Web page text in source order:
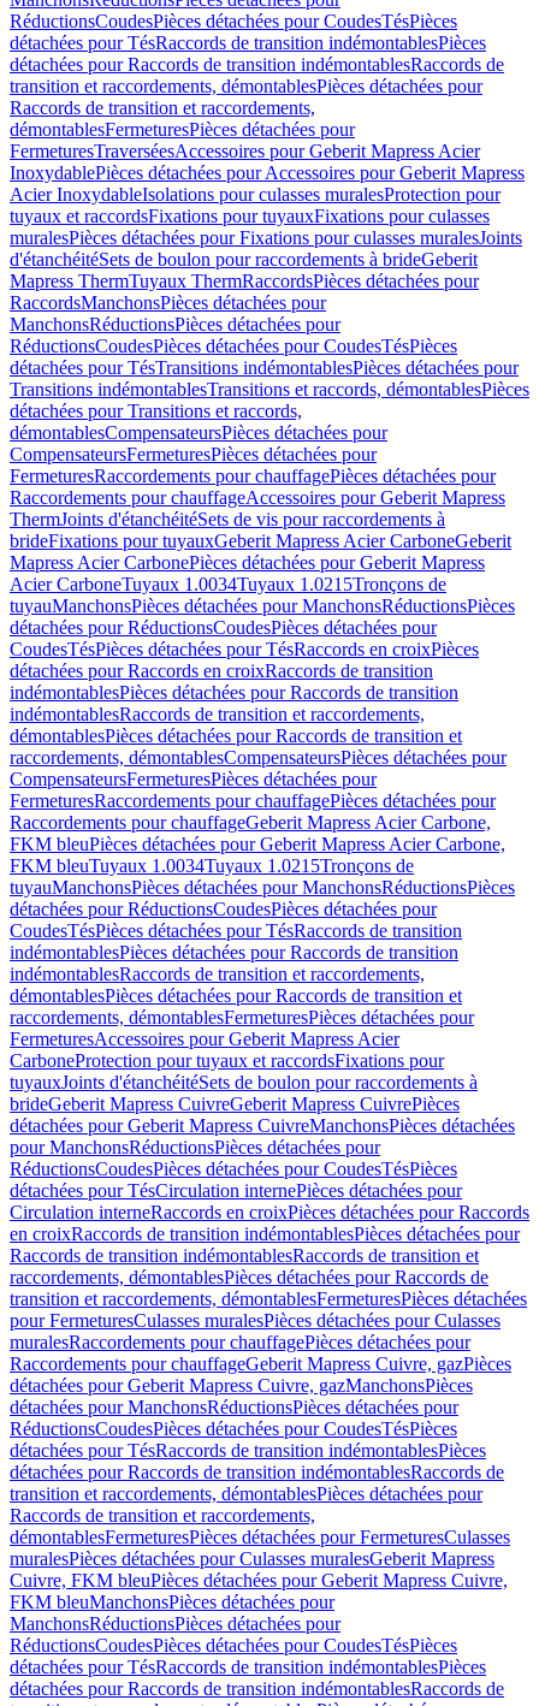
RéductionsCoudesPièces détachées pour CoudesTésPièces
détachées pour TésRaccords de transition indémontablesPièces
détachées pour Raccords de transition indémontablesRaccords de
transition et raccordements, démontablesPièces détachées pour
Raccords de transition et raccordements,
démontablesFermeturesPièces détachées pour
FermeturesTraverséesAccessoires pour Geberit Mapress Acier
InoxydablePièces détachées pour Accessoires pour Geberit Mapress
Acier InoxydableIsolations pour culasses muralesProtection pour
tuyaux et raccordsFixations pour tuyauxFixations pour culasses
muralesPièces détachées pour Fixations pour culasses muralesJoints
d'étanchéitéSets de boulon pour raccordements à brideGeberit
Mapress ThermTuyaux ThermRaccordsPièces détachées pour
RaccordsManchonsPièces détachées pour
ManchonsRéductionsPièces détachées pour
RéductionsCoudesPièces détachées pour CoudesTésPièces
détachées pour TésTransitions indémontablesPièces détachées pour
Transitions indémontablesTransitions et raccords, démontablesPièces
détachées pour Transitions et raccords,
démontablesCompensateursPièces détachées pour
CompensateursFermeturesPièces détachées pour
FermeturesRaccordements pour chauffagePièces détachées pour
Raccordements pour chauffageAccessoires pour Geberit Mapress
ThermJoints d'étanchéitéSets de vis pour raccordements à
brideFixations pour tuyauxGeberit Mapress Acier CarboneGeberit
Mapress Acier CarbonePièces détachées pour Geberit Mapress
Acier CarboneTuyaux 1.0034Tuyaux 1.0215Tronçons de
tuyauManchonsPièces détachées pour ManchonsRéductionsPièces
détachées pour RéductionsCoudesPièces détachées pour
CoudesTésPièces détachées pour TésRaccords en croixPièces
détachées pour Raccords en croixRaccords de transition
indémontablesPièces détachées pour Raccords de transition
indémontablesRaccords de transition et raccordements,
démontablesPièces détachées pour Raccords de transition et
raccordements, démontablesCompensateursPièces détachées pour
CompensateursFermeturesPièces détachées pour
FermeturesRaccordements pour chauffagePièces détachées pour
Raccordements pour chauffageGeberit Mapress Acier Carbone,
FKM bleuPièces détachées pour Geberit Mapress Acier Carbone,
FKM bleuTuyaux 1.0034Tuyaux 1.0215Tronçons de
tuyauManchonsPièces détachées pour ManchonsRéductionsPièces
détachées pour RéductionsCoudesPièces détachées pour
CoudesTésPièces détachées pour TésRaccords de transition
indémontablesPièces détachées pour Raccords de transition
indémontablesRaccords de transition et raccordements,
démontablesPièces détachées pour Raccords de transition et
raccordements, démontablesFermeturesPièces détachées pour
FermeturesAccessoires pour Geberit Mapress Acier
CarboneProtection pour tuyaux et raccordsFixations pour
tuyauxJoints d'étanchéitéSets de boulon pour raccordements à
brideGeberit Mapress CuivreGeberit Mapress CuivrePièces
détachées pour Geberit Mapress CuivreManchonsPièces détachées
pour ManchonsRéductionsPièces détachées pour
RéductionsCoudesPièces détachées pour CoudesTésPièces
détachées pour TésCirculation internePièces détachées pour
Circulation interneRaccords en croixPièces détachées pour Raccords
en croixRaccords de transition indémontablesPièces détachées pour
Raccords de transition indémontablesRaccords de transition et
raccordements, démontablesPièces détachées pour Raccords de
transition et raccordements, démontablesFermeturesPièces détachées
pour FermeturesCulasses muralesPièces détachées pour Culasses
muralesRaccordements pour chauffagePièces détachées pour
Raccordements pour chauffageGeberit Mapress Cuivre, gazPièces
détachées pour Geberit Mapress Cuivre, gazManchonsPièces
détachées pour ManchonsRéductionsPièces détachées pour
RéductionsCoudesPièces détachées pour CoudesTésPièces
détachées pour TésRaccords de transition indémontablesPièces
détachées pour Raccords de transition indémontablesRaccords de
transition et raccordements, démontablesPièces détachées pour
Raccords de transition et raccordements,
démontablesFermeturesPièces détachées pour FermeturesCulasses
muralesPièces détachées pour Culasses muralesGeberit Mapress
Cuivre, FKM bleuPièces détachées pour Geberit Mapress Cuivre,
FKM bleuManchonsPièces détachées pour
ManchonsRéductionsPièces détachées pour
RéductionsCoudesPièces détachées pour CoudesTésPièces
détachées pour TésRaccords de transition indémontablesPièces
détachées pour Raccords de transition indémontablesRaccords de